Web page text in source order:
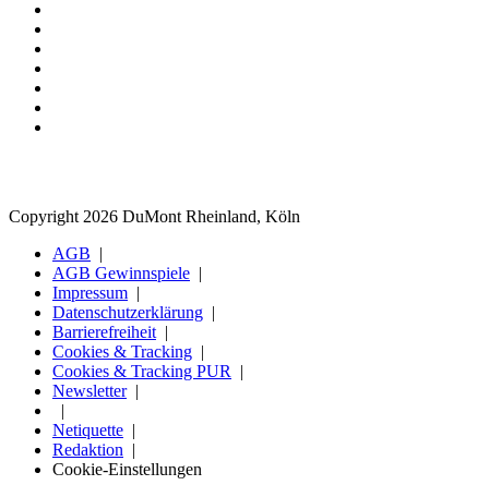
Copyright 2026 DuMont Rheinland, Köln
AGB
AGB Gewinnspiele
Impressum
Datenschutzerklärung
Barrierefreiheit
Cookies & Tracking
Cookies & Tracking PUR
Newsletter
Netiquette
Redaktion
Cookie-Einstellungen